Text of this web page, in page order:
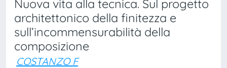
Nuova vita alla tecnica. Sul progetto
architettonico della finitezza e
sull’incommensurabilità della
composizione
COSTANZO F